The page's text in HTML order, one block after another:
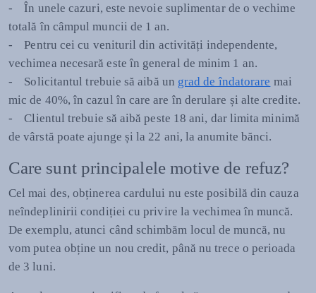
- În unele cazuri, este nevoie suplimentar de o vechime
totală în câmpul muncii de 1 an.
- Pentru cei cu venituril din activități independente,
vechimea necesară este în general de minim 1 an.
- Solicitantul trebuie să aibă un grad de îndatorare mai
mic de 40%, în cazul în care are în derulare și alte credite.
- Clientul trebuie să aibă peste 18 ani, dar limita minimă
de vârstă poate ajunge și la 22 ani, la anumite bănci.
Care sunt principalele motive de refuz?
Cel mai des, obținerea cardului nu este posibilă din cauza
neîndeplinirii condiției cu privire la vechimea în muncă.
De exemplu, atunci când schimbăm locul de muncă, nu
vom putea obține un nou credit, până nu trece o perioada
de 3 luni.